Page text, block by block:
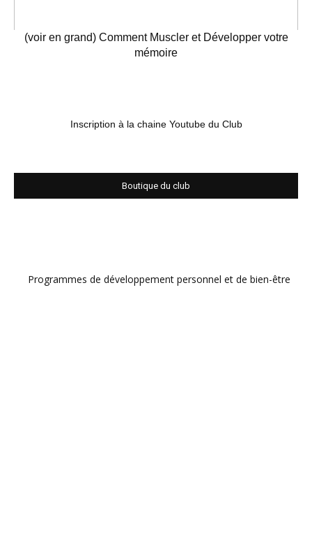
(voir en grand) Comment Muscler et Développer votre
mémoire
Inscription à la chaine Youtube du Club
Boutique du club
Programmes de développement personnel et de bien-être